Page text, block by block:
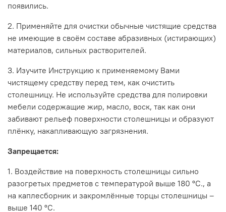
появились.
2. Применяйте для очистки обычные чистящие средства
не имеющие в своём составе абразивных (истирающих)
материалов, сильных растворителей.
3. Изучите Инструкцию к применяемому Вами
чистящему средству перед тем, как очистить
столешницу. Не используйте средства для полировки
мебели содержащие жир, масло, воск, так как они
забивают рельеф поверхности столешницы и образуют
плёнку, накапливающую загрязнения.
Запрещается:
1. Воздействие на поверхность столешницы сильно
разогретых предметов с температурой выше 180 ºС., а
на каплесборник и закромлённые торцы столешницы –
выше 140 ºС.